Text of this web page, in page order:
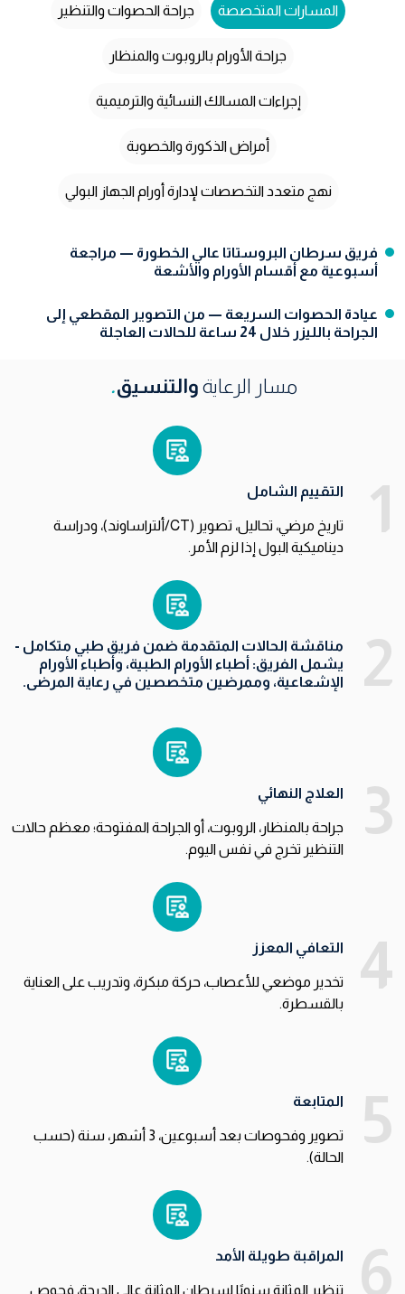
المسارات المتخصصة جراحة الحصوات والتنظير
جراحة الأورام بالروبوت والمنظار
إجراءات المسالك النسائية والترميمية
أمراض الذكورة والخصوبة
نهج متعدد التخصصات لإدارة أورام الجهاز البولي
فريق سرطان البروستاتا عالي الخطورة — مراجعة
أسبوعية مع أقسام الأورام والأشعة
عيادة الحصوات السريعة — من التصوير المقطعي إلى
الجراحة بالليزر خلال 24 ساعة للحالات العاجلة
مسار الرعاية والتنسيق.
1 التقييم الشامل
تاريخ مرضي، تحاليل، تصوير (CT/ألتراساوند)، ودراسة
ديناميكية البول إذا لزم الأمر.
2
مناقشة الحالات المتقدمة ضمن فريق طبي متكامل -
يشمل الفريق: أطباء الأورام الطبية، وأطباء الأورام
الإشعاعية، وممرضين متخصصين في رعاية المرضى.
3 العلاج النهائي
جراحة بالمنظار، الروبوت، أو الجراحة المفتوحة؛ معظم حالات
التنظير تخرج في نفس اليوم.
4 التعافي المعزز
تخدير موضعي للأعصاب، حركة مبكرة، وتدريب على العناية
بالقسطرة.
5 المتابعة
تصوير وفحوصات بعد أسبوعين، 3 أشهر، سنة (حسب
الحالة).
6 المراقبة طويلة الأمد
تنظير المثانة سنويًا لسرطان المثانة عالي الدرجة، فحوص